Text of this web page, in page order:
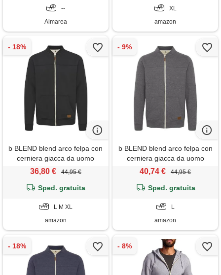
--
Almarea
XL
amazon
b BLEND blend arco felpa con
cerniera giacca da uomo
senza cappuccio con collo
(70155)
36,80 € 44,95 €
Sped. gratuita
L M XL
amazon
b BLEND blend arco felpa con
cerniera giacca da uomo
senza cappuccio con collo
mix (70817)
40,74 € 44,95 €
Sped. gratuita
L
amazon